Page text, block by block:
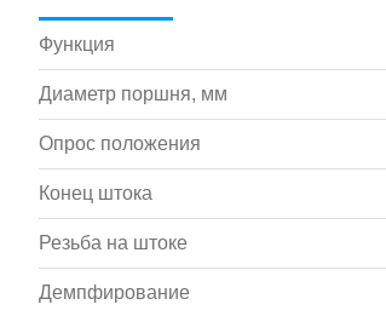
Функция
Диаметр поршня, мм
Опрос положения
Конец штока
Резьба на штоке
Демпфирование